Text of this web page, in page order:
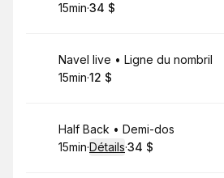
.Durée de l'appel
15min·
.Prix
34 $
Réserver
Navel live • Ligne du nombril
.Durée de l'appel
15min·
.Prix
12 $
Réserver
Half Back • Demi-dos
.Durée de l'appel
15min·Détails·
.Prix
34 $